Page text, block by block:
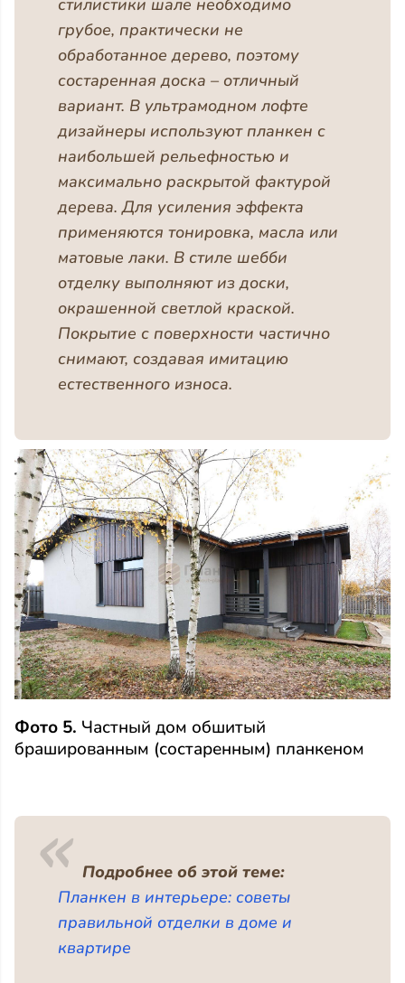
стилистики шале необходимо
грубое, практически не
обработанное дерево, поэтому
состаренная доска – отличный
вариант. В ультрамодном лофте
дизайнеры используют планкен с
наибольшей рельефностью и
максимально раскрытой фактурой
дерева. Для усиления эффекта
применяются тонировка, масла или
матовые лаки. В стиле шебби
отделку выполняют из доски,
окрашенной светлой краской.
Покрытие с поверхности частично
снимают, создавая имитацию
естественного износа.
Фото 5. Частный дом обшитый
брашированным (состаренным) планкеном
Подробнее об этой теме:
Планкен в интерьере: советы
правильной отделки в доме и
квартире